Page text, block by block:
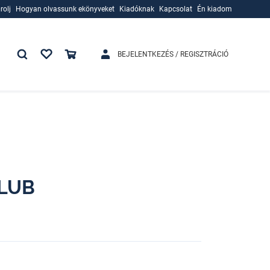
Hogyan olvassunk ekönyveket
Kiadóknak
Kapcsolat Én kiadom
BEJELENTKEZÉS / REGISZTRÁCIÓ